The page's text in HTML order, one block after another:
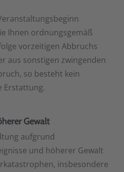
Ihnen ordnungsgemäß
vorzeitigen Abbruchs
aus sonstigen zwingenden
so besteht kein
Erstattung.
Gewalt
aufgrund
und höherer Gewalt
insbesondere